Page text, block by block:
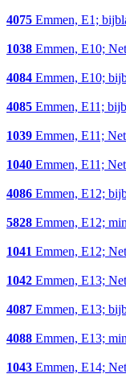
4075 Emmen, E1;
1038 Emmen, E10;
4084 Emmen, E10;
4085 Emmen, E11;
1039 Emmen, E11;
1040 Emmen, E11;
4086 Emmen, E12;
5828 Emmen, E12;
1041 Emmen, E12;
1042 Emmen, E13;
4087 Emmen, E13;
4088 Emmen, E13;
1043 Emmen, E14;